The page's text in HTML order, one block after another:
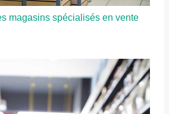
magasins spécialisés en vente